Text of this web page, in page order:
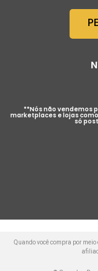
**Nós não vendemos
marketplaces e lojas
só
Quando você compra por